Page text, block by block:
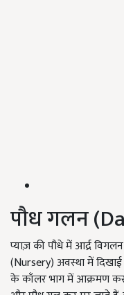
पौध गलन
प्याज़ की पौधे में आर्द्र
(Nursery) अवस्था में
के काँलर भाग में आक्रमण